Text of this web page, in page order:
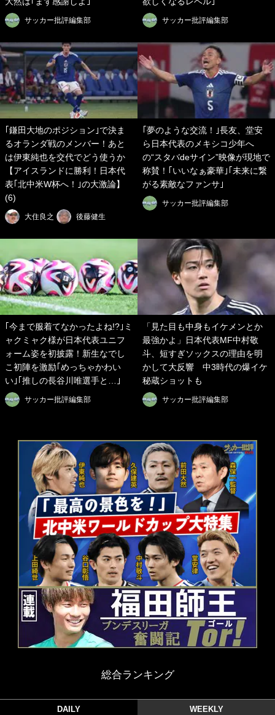
サッカー批評編集部 サッカー批評編集部
｢鎌田大地のポジション｣で決ま
るオランダ戦のメンバー！あと
は伊東純也を交代でどう使うか
【アイスランドに勝利！日本代
表｢北中米W杯へ！｣の大激論】
(6)
大住良之 後藤健生
｢夢のような交流！｣長友、堂安
ら日本代表のメキシコ少年へ
の“スタバdeサイン”映像が現地で
称賛！｢いいなぁ豪華｣｢未来に繋
がる素敵なファンサ｣
サッカー批評編集部
｢今まで服着てなかったよね!?｣ミ
ャクミャク様が日本代表ユニフ
ォーム姿を初披露！新生なでし
こ初陣を激励｢めっちゃかわい
い｣｢推しの長谷川唯選手と…｣
サッカー批評編集部
「見た目も中身もイケメンとか
最強かよ」日本代表MF中村敬
斗、短すぎソックスの理由を明
かして大反響 中3時代の爆イケ
秘蔵ショットも
サッカー批評編集部
総合ランキング
DAILY WEEKLY